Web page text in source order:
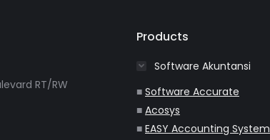
RT/RW
Products
Software Akuntansi
■ Software Accurate
■ Acosys
■ EASY Accounting System